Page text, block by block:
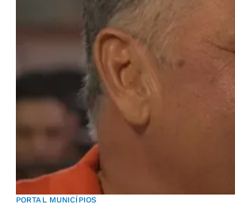
PORTAL MUNICÍPIOS